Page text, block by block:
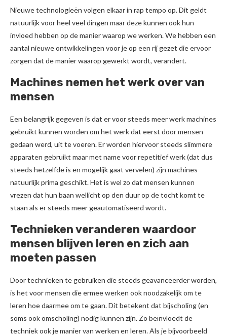
Nieuwe technologieën volgen elkaar in rap tempo op. Dit geldt
natuurlijk voor heel veel dingen maar deze kunnen ook hun
invloed hebben op de manier waarop we werken. We hebben een
aantal nieuwe ontwikkelingen voor je op een rij gezet die ervoor
zorgen dat de manier waarop gewerkt wordt, verandert.
Machines nemen het werk over van
mensen
Een belangrijk gegeven is dat er voor steeds meer werk machines
gebruikt kunnen worden om het werk dat eerst door mensen
gedaan werd, uit te voeren. Er worden hiervoor steeds slimmere
apparaten gebruikt maar met name voor repetitief werk (dat dus
steeds hetzelfde is en mogelijk gaat vervelen) zijn machines
natuurlijk prima geschikt. Het is wel zo dat mensen kunnen
vrezen dat hun baan wellicht op den duur op de tocht komt te
staan als er steeds meer geautomatiseerd wordt.
Technieken veranderen waardoor
mensen blijven leren en zich aan
moeten passen
Door technieken te gebruiken die steeds geavanceerder worden,
is het voor mensen die ermee werken ook noodzakelijk om te
leren hoe daarmee om te gaan. Dit betekent dat bijscholing (en
soms ook omscholing) nodig kunnen zijn. Zo beïnvloedt de
techniek ook je manier van werken en leren. Als je bijvoorbeeld